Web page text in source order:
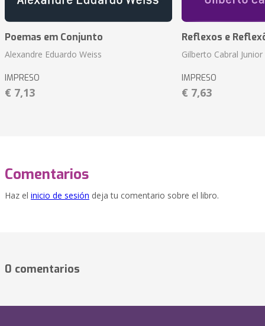
Poemas em Conjunto
Alexandre Eduardo Weiss
IMPRESO
€ 7,13
Reflexos e
Gilberto Cabral Junior
IMPRESO
€ 7,63
Comentarios
Haz el inicio de sesión deja tu comentario sobre el libro.
0 comentarios